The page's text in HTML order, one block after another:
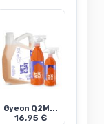
Gyeon Q2M...
16,95 €